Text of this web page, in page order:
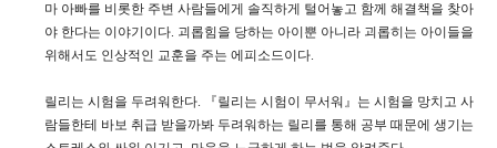
마 아빠를 비롯한 주변 사람들에게 솔직하게 털어놓고 함께 해결책을 찾아
야 한다는 이야기이다. 괴롭힘을 당하는 아이뿐 아니라 괴롭히는 아이들을
위해서도 인상적인 교훈을 주는 에피소드이다.
릴리는 시험을 두려워한다. 『릴리는 시험이 무서워』는 시험을 망치고 사
람들한테 바보 취급 받을까봐 두려워하는 릴리를 통해 공부 때문에 생기는